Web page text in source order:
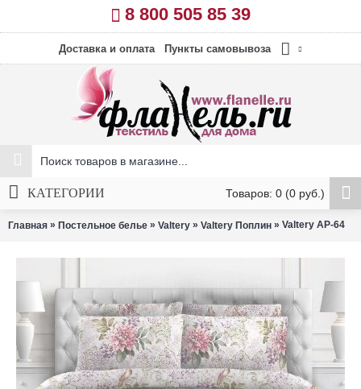
8 800 505 85 39
Доставка и оплата Пункты самовывоза
Товаров: 0 (0 руб.)
КАТЕГОРИИ
Главная » Постельное белье » Valtery » Valtery Поплин » Valtery AP-64